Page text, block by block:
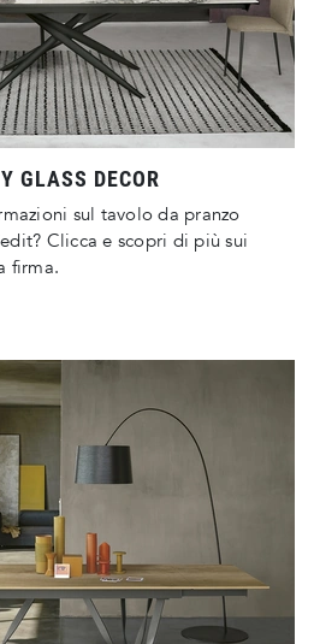
GLASS DECOR
sul tavolo da pranzo
Clicca e scopri di più sui
firma.